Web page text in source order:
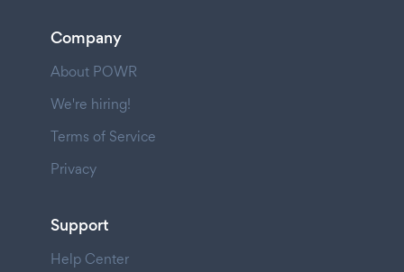
Company
About POWR
We're hiring!
Terms of Service
Privacy
Support
Help Center